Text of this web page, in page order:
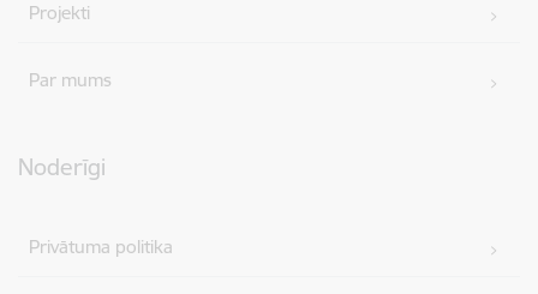
Projekti
Par mums
Noderīgi
Privātuma politika